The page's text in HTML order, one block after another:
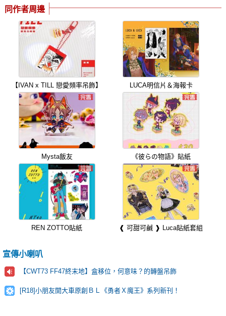
同作者周邊
【IVAN x TILL 戀愛頻率吊飾】 LUCA明信片＆海報卡
Mysta飯友 《彼らの物語》貼紙
REN ZOTTO貼紙 ❰ 可甜可鹹 ❱ Luca貼紙套組
宣傳小喇叭
【CWT73 FF47終末地】盒移位，何意味？的轉盤吊飾
[R18]小朋友開大車原創ＢＬ《勇者Ｘ魔王》系列新刊！